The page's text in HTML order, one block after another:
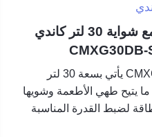
مايكرويف كهربائي / شواية مع شواية 30 لتر كاندي
مايكرويف كاندي CMXG30DB-SASO يأتي بسعة 30 لتر
بقوة 1000 واط، ما يتيح طهي الأطعمة وشويها
5 مستويات طاقة لضبط القدرة المناسبة
السريع وقفل الأمان